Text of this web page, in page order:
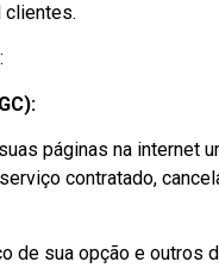
clientes.
páginas na internet
contratado,
de sua opção e